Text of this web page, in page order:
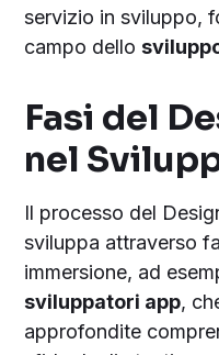
servizio in sviluppo,
campo dello
Fasi del
nel
Il processo del
sviluppa attraverso
immersione, ad
sviluppatori app,
approfondite